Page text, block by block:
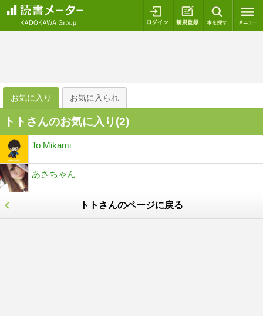
ログイン 新規登録
お気に入り お気に入られ
トトさんのお気に入り(2)
To Mikami
あさちゃん
トトさんのページに戻る